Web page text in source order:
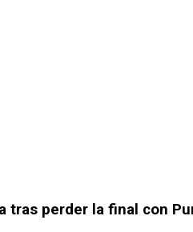
tras perder la final con